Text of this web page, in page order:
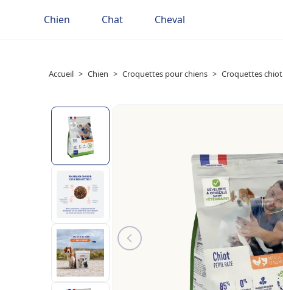
Chien Chat Cheval
Accueil > Chien > Croquettes pour chiens > Croquettes chiot